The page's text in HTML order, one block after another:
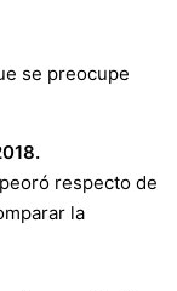
respecto de
la